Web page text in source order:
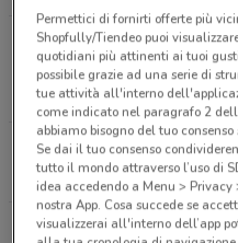
LARGO VITTORIO
Maggiore
45 m
Largo V Boschetti 5
0.05212246166016379
Largo V Boschetti, 5
Permettici di fornirti offerte più
Shopfully/Tiendeo puoi
quotidiani più attinenti ai tuoi
possibile grazie ad una serie di
tue attività all'interno
come indicato nel paragrafo 2
abbiamo bisogno del tuo
Se dai il tuo consenso
tutto il mondo attraverso l’uso di
idea accedendo a Menu >
nostra App. Cosa succede se
visualizzerai all'interno dell’app